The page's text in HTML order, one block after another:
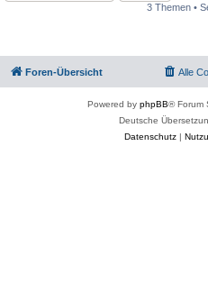
3 Themen •
Foren-Übersicht Alle
Powered by phpBB® Forum
Deutsche
Datenschutz|